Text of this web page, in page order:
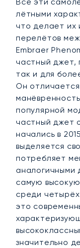
лётными
что делает их
перелётов
Embraer
частный джет,
так и для
Он
популярной
частный джет
начались в
выделяется
потребляет
аналогичными
самую
среди
это
значительно